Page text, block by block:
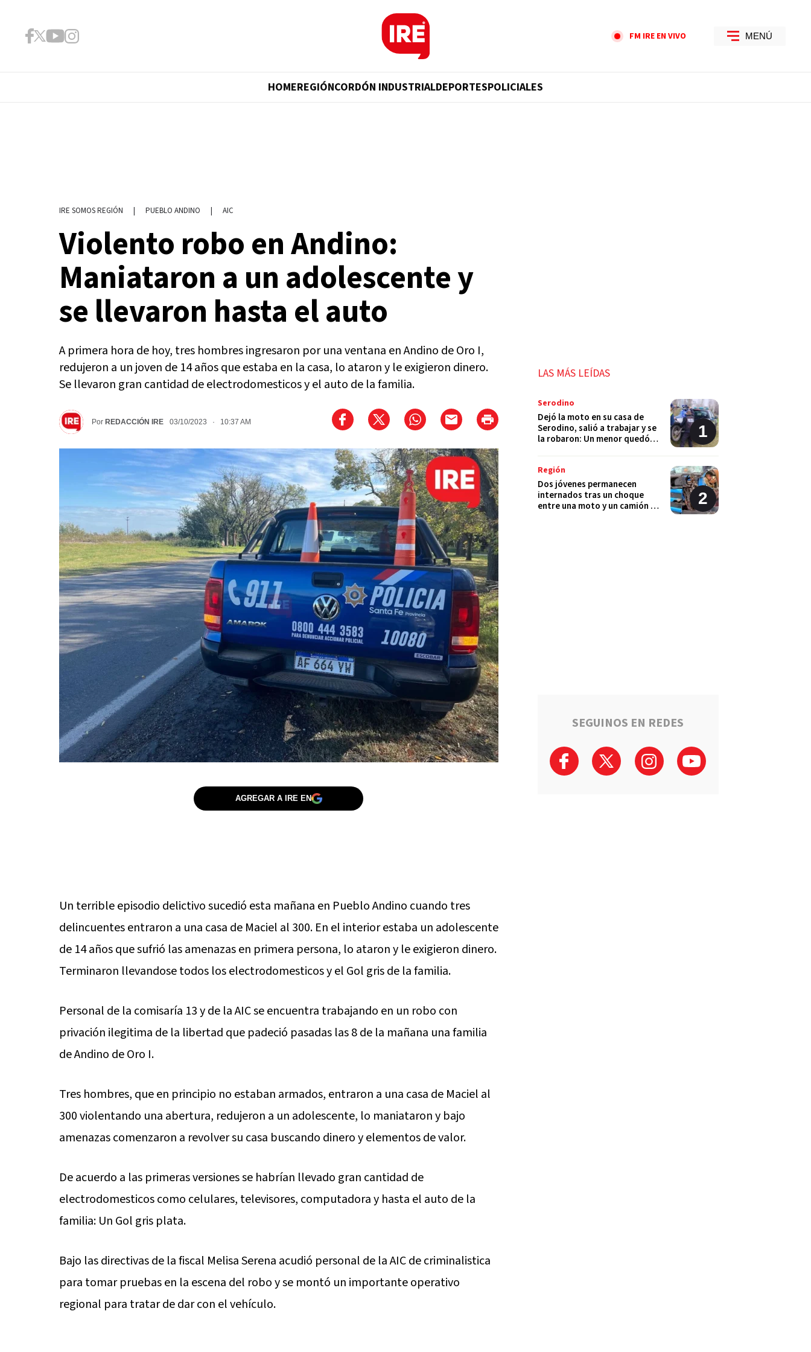
FM IRE EN VIVO MENÚ
HOMEREGIÓNCORDÓN INDUSTRIALDEPORTESPOLICIALES
IRE SOMOS REGIÓN | PUEBLO ANDINO | AIC
Violento robo en Andino:
Maniataron a un adolescente y
se llevaron hasta el auto
A primera hora de hoy, tres hombres ingresaron por una ventana en Andino de Oro I,
redujeron a un joven de 14 años que estaba en la casa, lo ataron y le exigieron dinero.
Se llevaron gran cantidad de electrodomesticos y el auto de la familia.
Por REDACCIÓN IRE 03/10/2023 · 10:37 AM
AGREGAR A IRE EN
Un terrible episodio delictivo sucedió esta mañana en Pueblo Andino cuando tres
delincuentes entraron a una casa de Maciel al 300. En el interior estaba un adolescente
de 14 años que sufrió las amenazas en primera persona, lo ataron y le exigieron dinero.
Terminaron llevandose todos los electrodomesticos y el Gol gris de la familia.
Personal de la comisaría 13 y de la AIC se encuentra trabajando en un robo con
privación ilegitima de la libertad que padeció pasadas las 8 de la mañana una familia
de Andino de Oro I.
Tres hombres, que en principio no estaban armados, entraron a una casa de Maciel al
300 violentando una abertura, redujeron a un adolescente, lo maniataron y bajo
amenazas comenzaron a revolver su casa buscando dinero y elementos de valor.
De acuerdo a las primeras versiones se habrían llevado gran cantidad de
electrodomesticos como celulares, televisores, computadora y hasta el auto de la
familia: Un Gol gris plata.
Bajo las directivas de la fiscal Melisa Serena acudió personal de la AIC de criminalistica
para tomar pruebas en la escena del robo y se montó un importante operativo
regional para tratar de dar con el vehículo.
LAS MÁS LEÍDAS
Serodino
Dejó la moto en su casa de
Serodino, salió a trabajar y se
la robaron: Un menor quedó
Región
Dos jóvenes permanecen
internados tras un choque
entre una moto y un camión en
"Solo quería darle una
oportunidad"SEGUINOS EN REDES